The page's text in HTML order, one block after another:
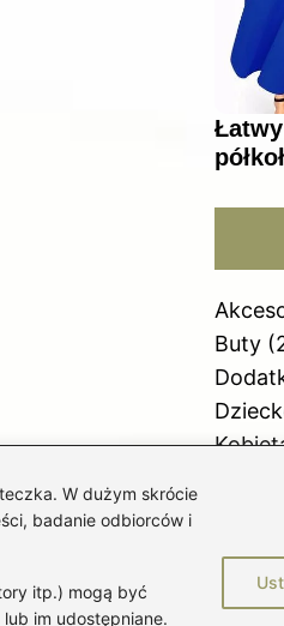
W dużym skrócie
badanie odbiorców i
itp.) mogą być
im udostępniane.
Buty